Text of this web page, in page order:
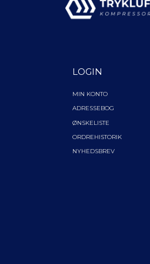
LOGIN
MIN KONTO
ADRESSEBOG
ØNSKELISTE
ORDREHISTORIK
NYHEDSBREV